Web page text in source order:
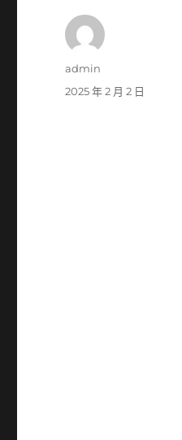
作
admin
發
2025 年 2 月 2 日